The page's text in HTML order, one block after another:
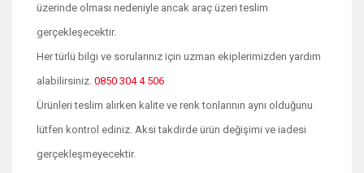
üzerinde olması nedeniyle ancak araç üzeri teslim
gerçekleşecektir.
Her türlü bilgi ve sorularınız için uzman ekiplerimizden yardım
alabilirsiniz. 0850 304 4 506
Ürünleri teslim alırken kalite ve renk tonlarının aynı olduğunu
lütfen kontrol ediniz. Aksi takdirde ürün değişimi ve iadesi
gerçekleşmeyecektir.